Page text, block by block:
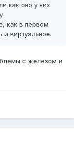
как оно у них
как в первом
и виртуальное.
с железом и